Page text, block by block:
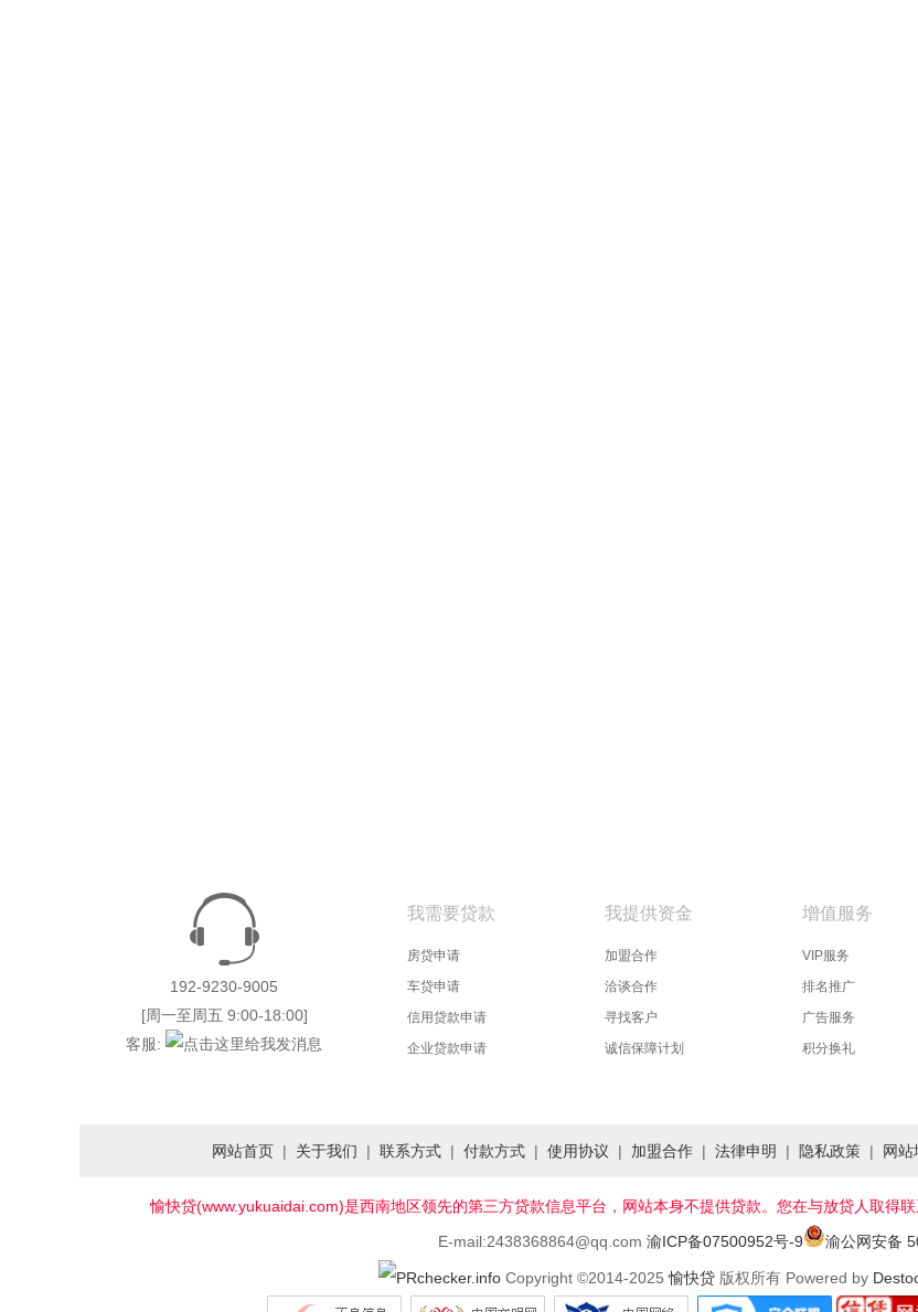
192-9230-9005
[周一至周五 9:00-18:00]
客服:
我需要贷款
房贷申请
车贷申请
信用贷款申请
企业贷款申请
我提供资金
加盟合作
洽谈合作
寻找客户
诚信保障计划
增值服务
VIP服务
排名推广
广告服务
积分换礼
网站首页 | 关于我们 | 联系方式 | 付款方式 | 使用协议 | 加盟合作 | 法律申明 | 隐私政策 | 网站
愉快贷(www.yukuaidai.com)是西南地区领先的第三方贷款信息平台，网站本身不提供贷款。您在与放贷人取得
E-mail:2438368864@qq.com 渝ICP备07500952号-9 渝公网安备
Copyright ©2014-2025愉快贷版权所有 Powered by